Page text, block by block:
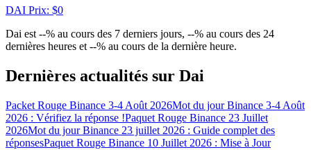
Gagnez des prix et des récompenses exclusives
Se connecterS'inscrire
DAI Prix: $0
Dai est --% au cours des 7 derniers jours, --% au cours des 24
dernières heures et --% au cours de la dernière heure.
Dernières actualités sur Dai
Packet Rouge Binance 3-4 Août 2026Mot du jour Binance 3-4 Août
2026 : Vérifiez la réponse !Paquet Rouge Binance 23 Juillet
2026Mot du jour Binance 23 juillet 2026 : Guide complet des
réponsesPaquet Rouge Binance 10 Juillet 2026 : Mise à Jour